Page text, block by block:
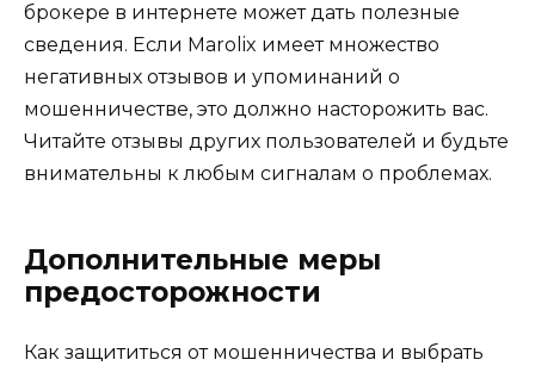
брокере в интернете может дать полезные
сведения. Если Marolix имеет множество
негативных отзывов и упоминаний о
мошенничестве, это должно насторожить вас.
Читайте отзывы других пользователей и будьте
внимательны к любым сигналам о проблемах.
Дополнительные меры
предосторожности
Как защититься от мошенничества и выбрать